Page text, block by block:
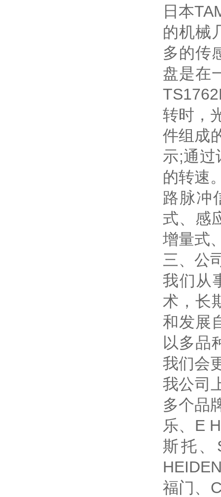
日本
的机械
多的传
盘是在
转时，
件组成
示;通过
的转速
路脉冲
式、感
增量式
三、公
我们从
术，长
和发展
以多品
我们会
我公司
多个品
乐、E
斯托、
福门、